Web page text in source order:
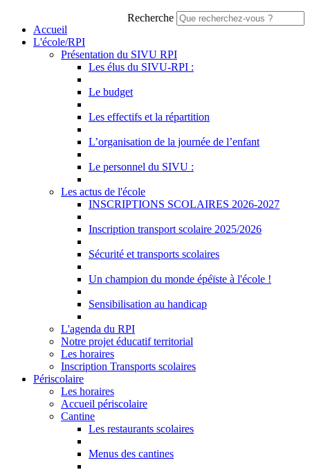
Recherche
Accueil
L'école/RPI
Présentation du SIVU RPI
Les élus du SIVU-RPI :
Le budget
Les effectifs et la répartition
L’organisation de la journée de l’enfant
Le personnel du SIVU :
Les actus de l'école
INSCRIPTIONS SCOLAIRES 2026-2027
Inscription transport scolaire 2025/2026
Sécurité et transports scolaires
Un champion du monde épéïste à l'école !
Sensibilisation au handicap
L'agenda du RPI
Notre projet éducatif territorial
Les horaires
Inscription Transports scolaires
Périscolaire
Les horaires
Accueil périscolaire
Cantine
Les restaurants scolaires
Menus des cantines